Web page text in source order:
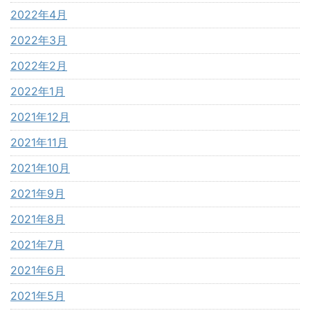
2022年4月
2022年3月
2022年2月
2022年1月
2021年12月
2021年11月
2021年10月
2021年9月
2021年8月
2021年7月
2021年6月
2021年5月